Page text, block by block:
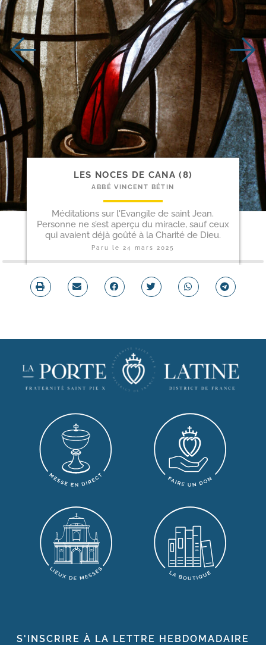
LES NOCES DE CANA (8)
ABBÉ VINCENT BÉTIN
Méditations sur l'Evangile de saint Jean.
Personne ne s’est aperçu du miracle, sauf ceux
qui avaient déjà goûté à la Charité de Dieu.
Paru le24 mars 2025
S'INSCRIRE À LA LETTRE HEBDOMADAIRE